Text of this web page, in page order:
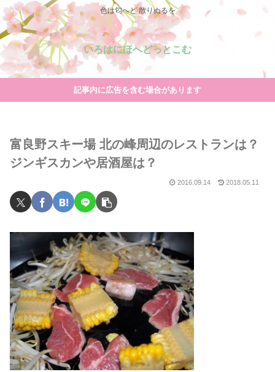
色は匂へど 散りぬるを
いろはにほへどっとこむ
記事内に広告を含む場合があります
富良野スキー場 北の峰周辺のレストランは？
ジンギスカンや居酒屋は？
2016.09.14 2018.05.11